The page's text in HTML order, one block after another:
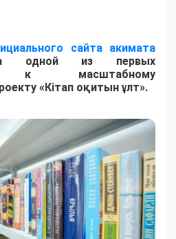
сайта акимата
одной из первых
к масштабному
«Кітап оқитын ұлт».